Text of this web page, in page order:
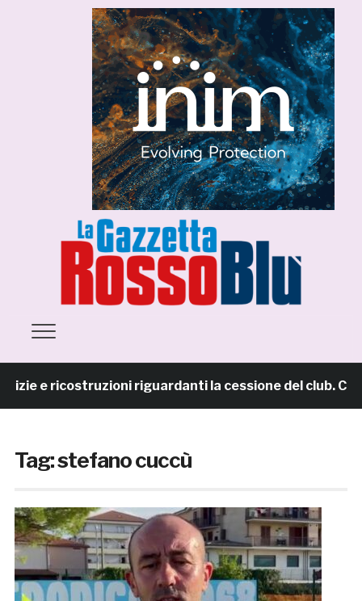
riguardanti la cessione del club.
Tag:stefano cuccù